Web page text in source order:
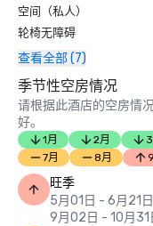
空间（私人）
轮椅无障碍
查看全部 (7)
季节性空房情况
请根据此酒店的空房情
好。
1月 2月
7月
8月
旺季
5月01日 - 6月21日
9月02日 - 10月31